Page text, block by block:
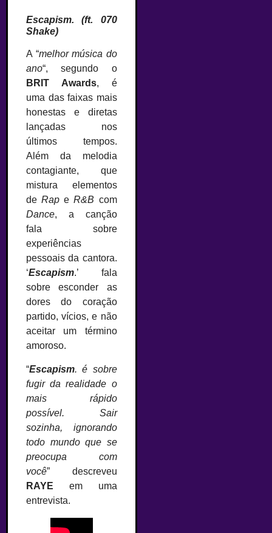
Escapism. (ft. 070
Shake)
A “melhor música do
ano“, segundo o
BRIT Awards, é
uma das faixas mais
honestas e diretas
lançadas nos
últimos tempos.
Além da melodia
contagiante, que
mistura elementos
deRap eR&B com
Dance, a canção
fala sobre
experiências
pessoais da cantora.
‘Escapism.’ fala
sobre esconder as
dores do coração
partido, vícios, e não
aceitar um término
amoroso.
“Escapism. é sobre
fugir da realidade o
mais rápido
possível. Sair
sozinha, ignorando
todo mundo que se
preocupa com
você” descreveu
RAYE em uma
entrevista.